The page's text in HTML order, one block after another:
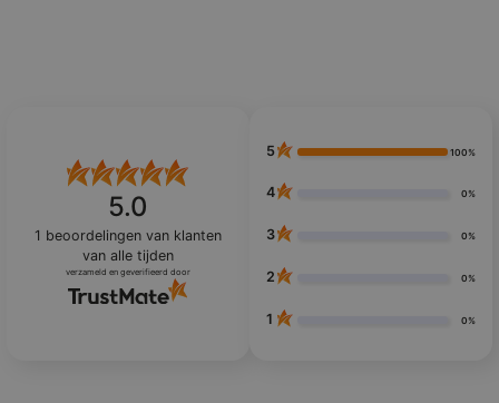
5.0
1 beoordelingen van klanten
van alle tijden
verzameld en geverifieerd door
5 100%
4 0%
3 0%
2 0%
1 0%